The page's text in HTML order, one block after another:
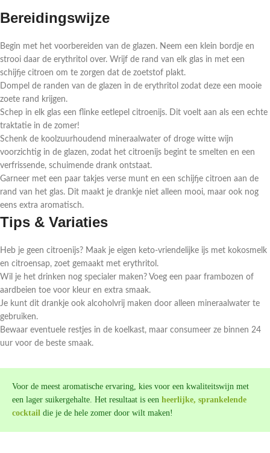
Bereidingswijze
Begin met het voorbereiden van de glazen. Neem een klein bordje en
strooi daar de erythritol over. Wrijf de rand van elk glas in met een
schijfje citroen om te zorgen dat de zoetstof plakt.
Dompel de randen van de glazen in de erythritol zodat deze een mooie
zoete rand krijgen.
Schep in elk glas een flinke eetlepel citroenijs. Dit voelt aan als een echte
traktatie in de zomer!
Schenk de koolzuurhoudend mineraalwater of droge witte wijn
voorzichtig in de glazen, zodat het citroenijs begint te smelten en een
verfrissende, schuimende drank ontstaat.
Garneer met een paar takjes verse munt en een schijfje citroen aan de
rand van het glas. Dit maakt je drankje niet alleen mooi, maar ook nog
eens extra aromatisch.
Tips & Variaties
Heb je geen citroenijs? Maak je eigen keto-vriendelijke ijs met kokosmelk
en citroensap, zoet gemaakt met erythritol.
Wil je het drinken nog specialer maken? Voeg een paar frambozen of
aardbeien toe voor kleur en extra smaak.
Je kunt dit drankje ook alcoholvrij maken door alleen mineraalwater te
gebruiken.
Bewaar eventuele restjes in de koelkast, maar consumeer ze binnen 24
uur voor de beste smaak.
Voor de meest aromatische ervaring, kies voor een kwaliteitswijn met
een lager suikergehalte. Het resultaat is een heerlijke, sprankelende
cocktail die je de hele zomer door wilt maken!